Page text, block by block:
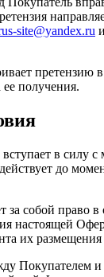
site@yandex.ru
претензию
получения.
в силу с
до
за собой право
настоящей
их
Покупателем